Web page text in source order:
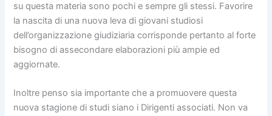
su questa materia sono pochi e sempre gli stessi. Favorire
la nascita di una nuova leva di giovani studiosi
dell’organizzazione giudiziaria corrisponde pertanto al forte
bisogno di assecondare elaborazioni più ampie ed
aggiornate.
Inoltre penso sia importante che a promuovere questa
nuova stagione di studi siano i Dirigenti associati. Non va